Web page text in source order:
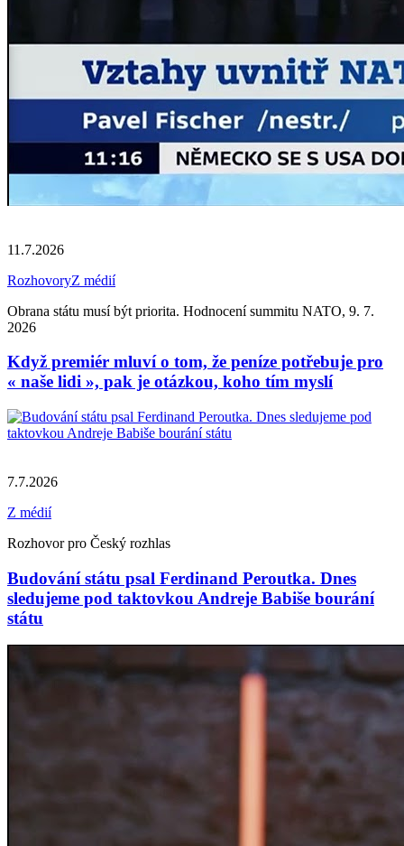
11.7.2026
RozhovoryZ médií
Obrana státu musí být priorita. Hodnocení summitu NATO, 9. 7.
2026
Když premiér mluví o tom, že peníze potřebuje pro
« naše lidi », pak je otázkou, koho tím myslí
7.7.2026
Z médií
Rozhovor pro Český rozhlas
Budování státu psal Ferdinand Peroutka. Dnes
sledujeme pod taktovkou Andreje Babiše bourání
státu